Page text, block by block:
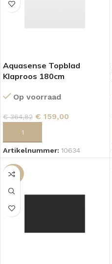
Aquasense Topblad
Klaproos 180cm
Op voorraad
€364,82 € 159,00
Artikelnummer: 10634
-56%